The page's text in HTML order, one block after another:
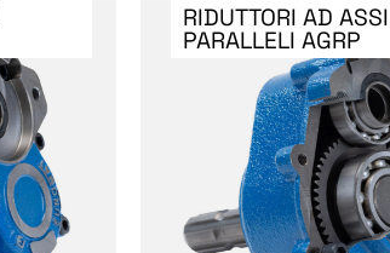
RIDUTTORI AD ASSI
PARALLELI AGRP